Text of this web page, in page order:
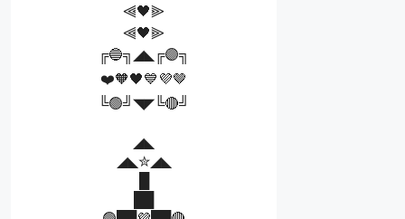
⫷🖤⫸
⫷🖤⫸
╔🔵╗◢◣╔🟣╗
❤️🧡🖤💙💜🤎
╚🟢╝◥◤╚🔴╝
◢◣
◢◣✮◢◣